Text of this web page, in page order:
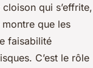
qui s’effrite,
que les
faisabilité
C’est le rôle